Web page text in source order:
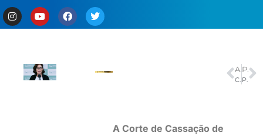
A Corte de Cassação de
ANTERIOR
Comissão do Senado aprova novo piso salarial de médicos e dentistas
PRÓXIMO
Petrópolis, na região serrana do Rio, terá novo sinal de TV aberta